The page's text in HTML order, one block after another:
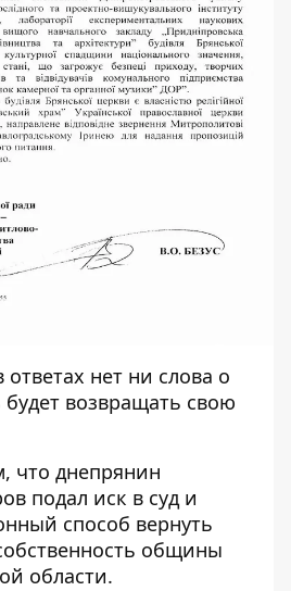
нет ни слова о
будет возвращать свою
что днепрянин
подал иск в суд и
способ вернуть
общины
области.